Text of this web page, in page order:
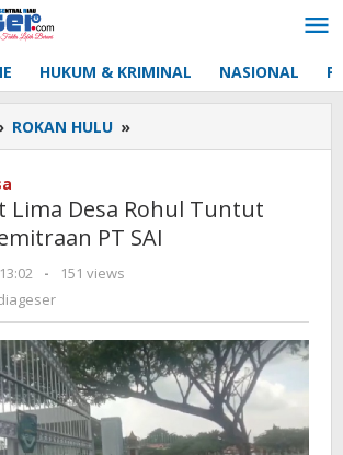
HUKUM & KRIMINAL NASIONAL
ROKAN HULU »
Lima
Rohul
Tuntut
20%
Lima Desa Rohul Tuntut
PT SAI
oleh
Redaksi
-
151 views